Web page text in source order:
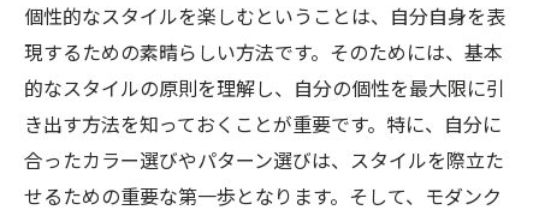
個性的なスタイルを楽しむということは、自分自身を表
現するための素晴らしい方法です。そのためには、基本
的なスタイルの原則を理解し、自分の個性を最大限に引
き出す方法を知っておくことが重要です。特に、自分に
合ったカラー選びやパターン選びは、スタイルを際立た
せるための重要な第一歩となります。そして、モダンク